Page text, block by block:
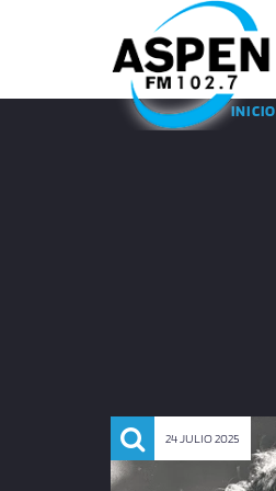
INICIO
24 JULIO 2025